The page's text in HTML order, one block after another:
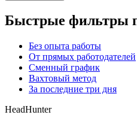
Быстрые фильтры
Без опыта работы
От прямых работодателей
Сменный график
Вахтовый метод
За последние три дня
HeadHunter